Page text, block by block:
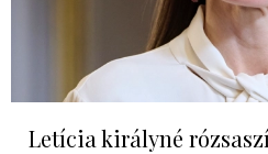
Letícia királyné